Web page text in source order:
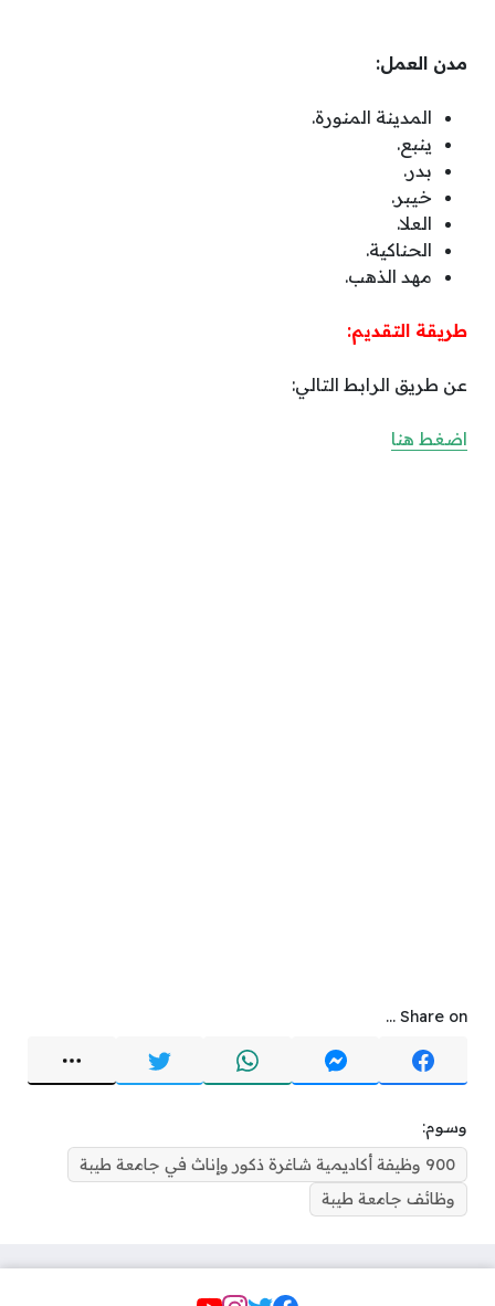
مدن العمل:
المدينة المنورة.
ينبع.
بدر.
خيبر.
العلا.
الحناكية.
مهد الذهب.
طريقة التقديم:
عن طريق الرابط التالي:
اضغط هنا
Share on ...
وسوم:
900 وظيفة أكاديمية شاغرة ذكور وإناث في جامعة طيبة
وظائف جامعة طيبة